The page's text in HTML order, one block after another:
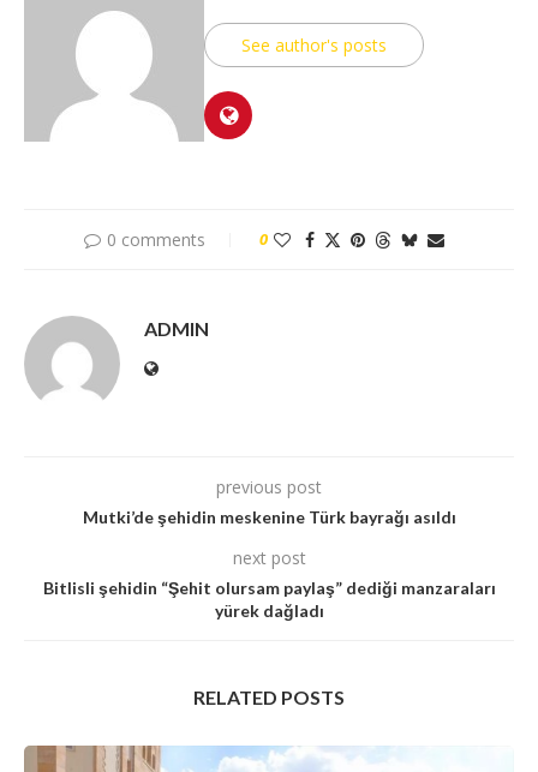
See author's posts
0 comments 0
ADMIN
previous post
Mutki’de şehidin meskenine Türk bayrağı asıldı
next post
Bitlisli şehidin “Şehit olursam paylaş” dediği manzaraları
yürek dağladı
RELATED POSTS